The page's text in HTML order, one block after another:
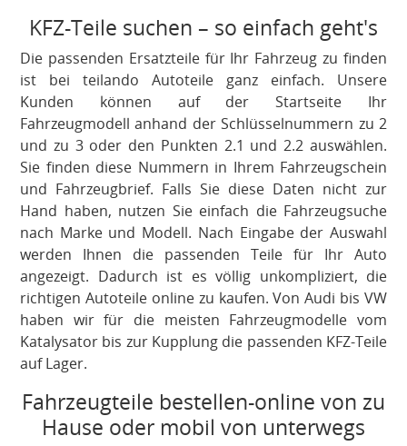
KFZ-Teile suchen – so einfach geht's
Die passenden Ersatzteile für Ihr Fahrzeug zu finden
ist bei teilando Autoteile ganz einfach. Unsere
Kunden können auf der Startseite Ihr
Fahrzeugmodell anhand der Schlüsselnummern zu 2
und zu 3 oder den Punkten 2.1 und 2.2 auswählen.
Sie finden diese Nummern in Ihrem Fahrzeugschein
und Fahrzeugbrief. Falls Sie diese Daten nicht zur
Hand haben, nutzen Sie einfach die Fahrzeugsuche
nach Marke und Modell. Nach Eingabe der Auswahl
werden Ihnen die passenden Teile für Ihr Auto
angezeigt. Dadurch ist es völlig unkompliziert, die
richtigen Autoteile online zu kaufen. Von Audi bis VW
haben wir für die meisten Fahrzeugmodelle vom
Katalysator bis zur Kupplung die passenden KFZ-Teile
auf Lager.
Fahrzeugteile bestellen-online von zu
Hause oder mobil von unterwegs